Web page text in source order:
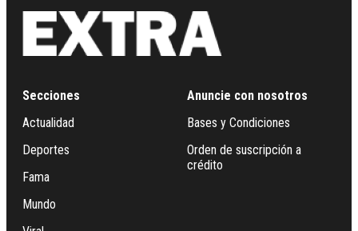
Secciones
Actualidad
Deportes
Fama
Mundo
Anuncie con nosotros
Bases y Condiciones
Orden de suscripción a
crédito